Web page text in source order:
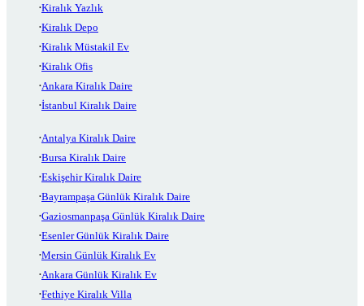
Kiralık Yazlık
Kiralık Depo
Kiralık Müstakil Ev
Kiralık Ofis
Ankara Kiralık Daire
İstanbul Kiralık Daire
Antalya Kiralık Daire
Bursa Kiralık Daire
Eskişehir Kiralık Daire
Bayrampaşa Günlük Kiralık Daire
Gaziosmanpaşa Günlük Kiralık Daire
Esenler Günlük Kiralık Daire
Mersin Günlük Kiralık Ev
Ankara Günlük Kiralık Ev
Fethiye Kiralık Villa